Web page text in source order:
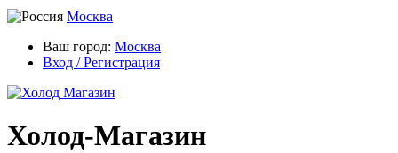
Москва
Ваш город: Москва
Вход / Регистрация
Холод-Магазин